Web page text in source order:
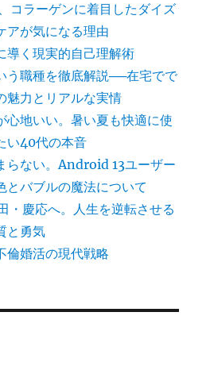
コラーゲンに着目したダイズ
アが気になる理由
導く現実的自己理解術
う職種を徹底解説──在宅でで
魅力とリアルな実情
心地いい。暑い夏も快適に使
い40代の本音
らない。Android 13ユーザー
とバブルの魔法について
・慶応へ。人生を逆転させる
と勇気
倫婚活の現代戦略